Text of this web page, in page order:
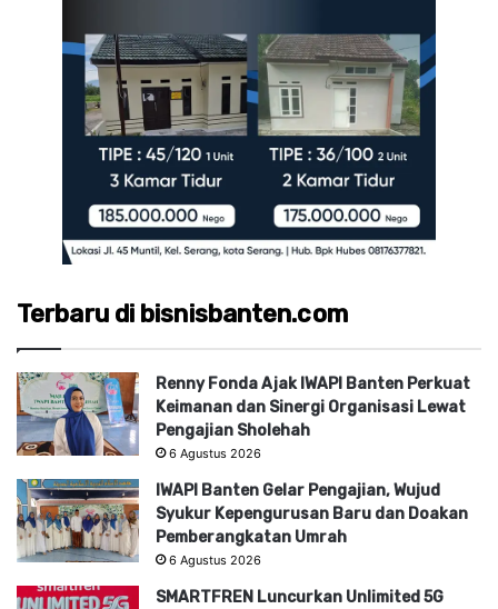
Terbaru di bisnisbanten.com
Renny Fonda Ajak IWAPI Banten Perkuat
Keimanan dan Sinergi Organisasi Lewat
Pengajian Sholehah
6 Agustus 2026
IWAPI Banten Gelar Pengajian, Wujud
Syukur Kepengurusan Baru dan Doakan
Pemberangkatan Umrah
6 Agustus 2026
SMARTFREN Luncurkan Unlimited 5G